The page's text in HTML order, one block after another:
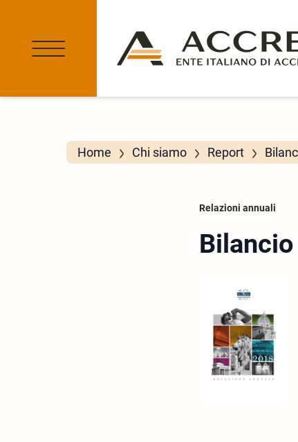
Home Chi siamo Report
Relazioni annuali